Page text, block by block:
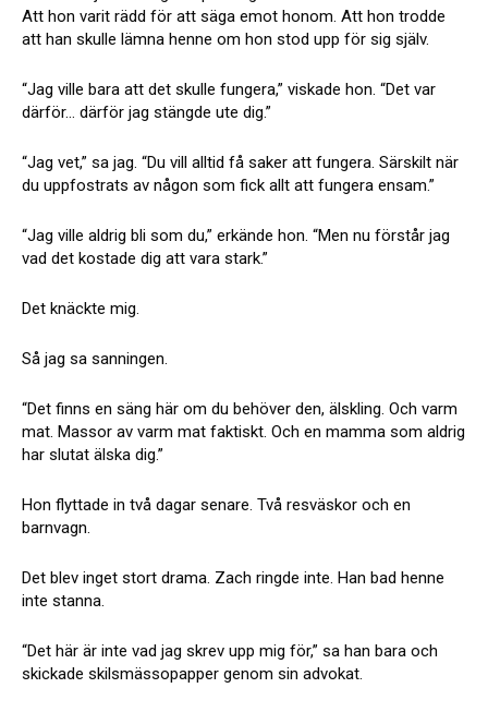
Att hon varit rädd för att säga emot honom. Att hon trodde
att han skulle lämna henne om hon stod upp för sig själv.
“Jag ville bara att det skulle fungera,” viskade hon. “Det var
därför… därför jag stängde ute dig.”
“Jag vet,” sa jag. “Du vill alltid få saker att fungera. Särskilt när
du uppfostrats av någon som fick allt att fungera ensam.”
“Jag ville aldrig bli som du,” erkände hon. “Men nu förstår jag
vad det kostade dig att vara stark.”
Det knäckte mig.
Så jag sa sanningen.
“Det finns en säng här om du behöver den, älskling. Och varm
mat. Massor av varm mat faktiskt. Och en mamma som aldrig
har slutat älska dig.”
Hon flyttade in två dagar senare. Två resväskor och en
barnvagn.
Det blev inget stort drama. Zach ringde inte. Han bad henne
inte stanna.
“Det här är inte vad jag skrev upp mig för,” sa han bara och
skickade skilsmässopapper genom sin advokat.